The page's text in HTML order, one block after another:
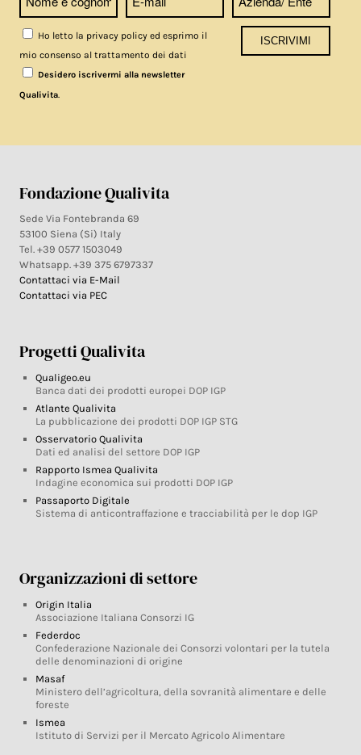
Ho letto la privacy policy ed esprimo il
mio consenso al trattamento dei dati
Desidero iscrivermi alla newsletter
Qualivita.
Fondazione Qualivita
Sede Via Fontebranda 69
53100 Siena (Si) Italy
Tel. +39 0577 1503049
Whatsapp. +39 375 6797337
Contattaci via E-Mail
Contattaci via PEC
Progetti Qualivita
Qualigeo.eu
Banca dati dei prodotti europei DOP IGP
Atlante Qualivita
La pubblicazione dei prodotti DOP IGP STG
Osservatorio Qualivita
Dati ed analisi del settore DOP IGP
Rapporto Ismea Qualivita
Indagine economica sui prodotti DOP IGP
Passaporto Digitale
Sistema di anticontraffazione e tracciabilità per le dop IGP
Organizzazioni di settore
Origin Italia
Associazione Italiana Consorzi IG
Federdoc
Confederazione Nazionale dei Consorzi volontari per la tutela
delle denominazioni di origine
Masaf
Ministero dell’agricoltura, della sovranità alimentare e delle
foreste
Ismea
Istituto di Servizi per il Mercato Agricolo Alimentare